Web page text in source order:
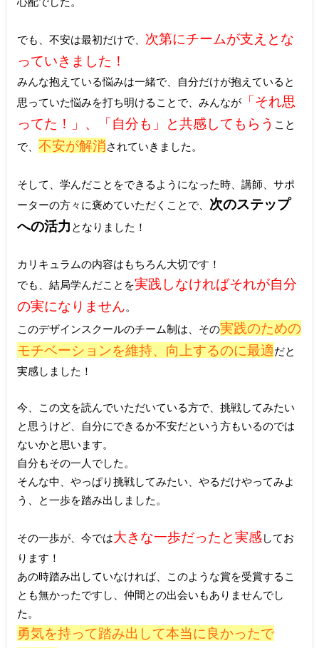
でも、不安は最初だけで、 次第にチームが支えとな
っていきました！
みんな抱えている悩みは一緒で、自分だけが抱えていると
思っていた悩みを打ち明けることで、みんなが「それ思
ってた！」、「自分も」と共感してもらう こと
で、 不安が解消されていきました。
そして、学んだことをできるようになった時、講師、サポ
ーターの方々に褒めていただくことで、 次のステップ
への活力 となりました！
カリキュラムの内容はもちろん大切です！
でも、結局学んだことを実践しなければそれが自分
の実になりません。
このデザインスクールのチーム制は、その実践のための
モチベーションを維持、向上するのに最適だと
実感しました！
今、この文を読んでいただいている方で、挑戦してみたい
と思うけど、自分にできるか不安だという方もいるのでは
ないかと思います。
自分もその一人でした。
そんな中、やっぱり挑戦してみたい、やるだけやってみよ
う、と一歩を踏み出しました。
その一歩が、今では大きな一歩だったと実感してお
ります！
あの時踏み出していなければ、このような賞を受賞するこ
とも無かったですし、仲間との出会いもありませんでし
た。
勇気を持って踏み出して本当に良かったで